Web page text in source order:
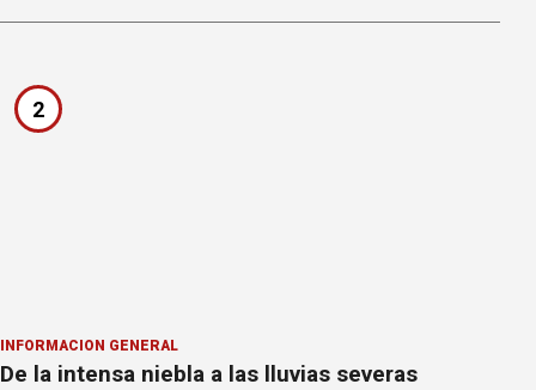
2
INFORMACION GENERAL
De la intensa niebla a las lluvias severas